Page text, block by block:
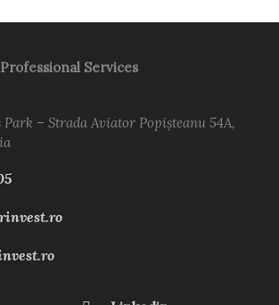
Services
Park – Strada Aviator Popișteanu 54A,